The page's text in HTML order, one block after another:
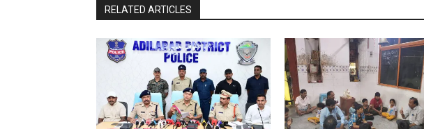
RELATED ARTICLES